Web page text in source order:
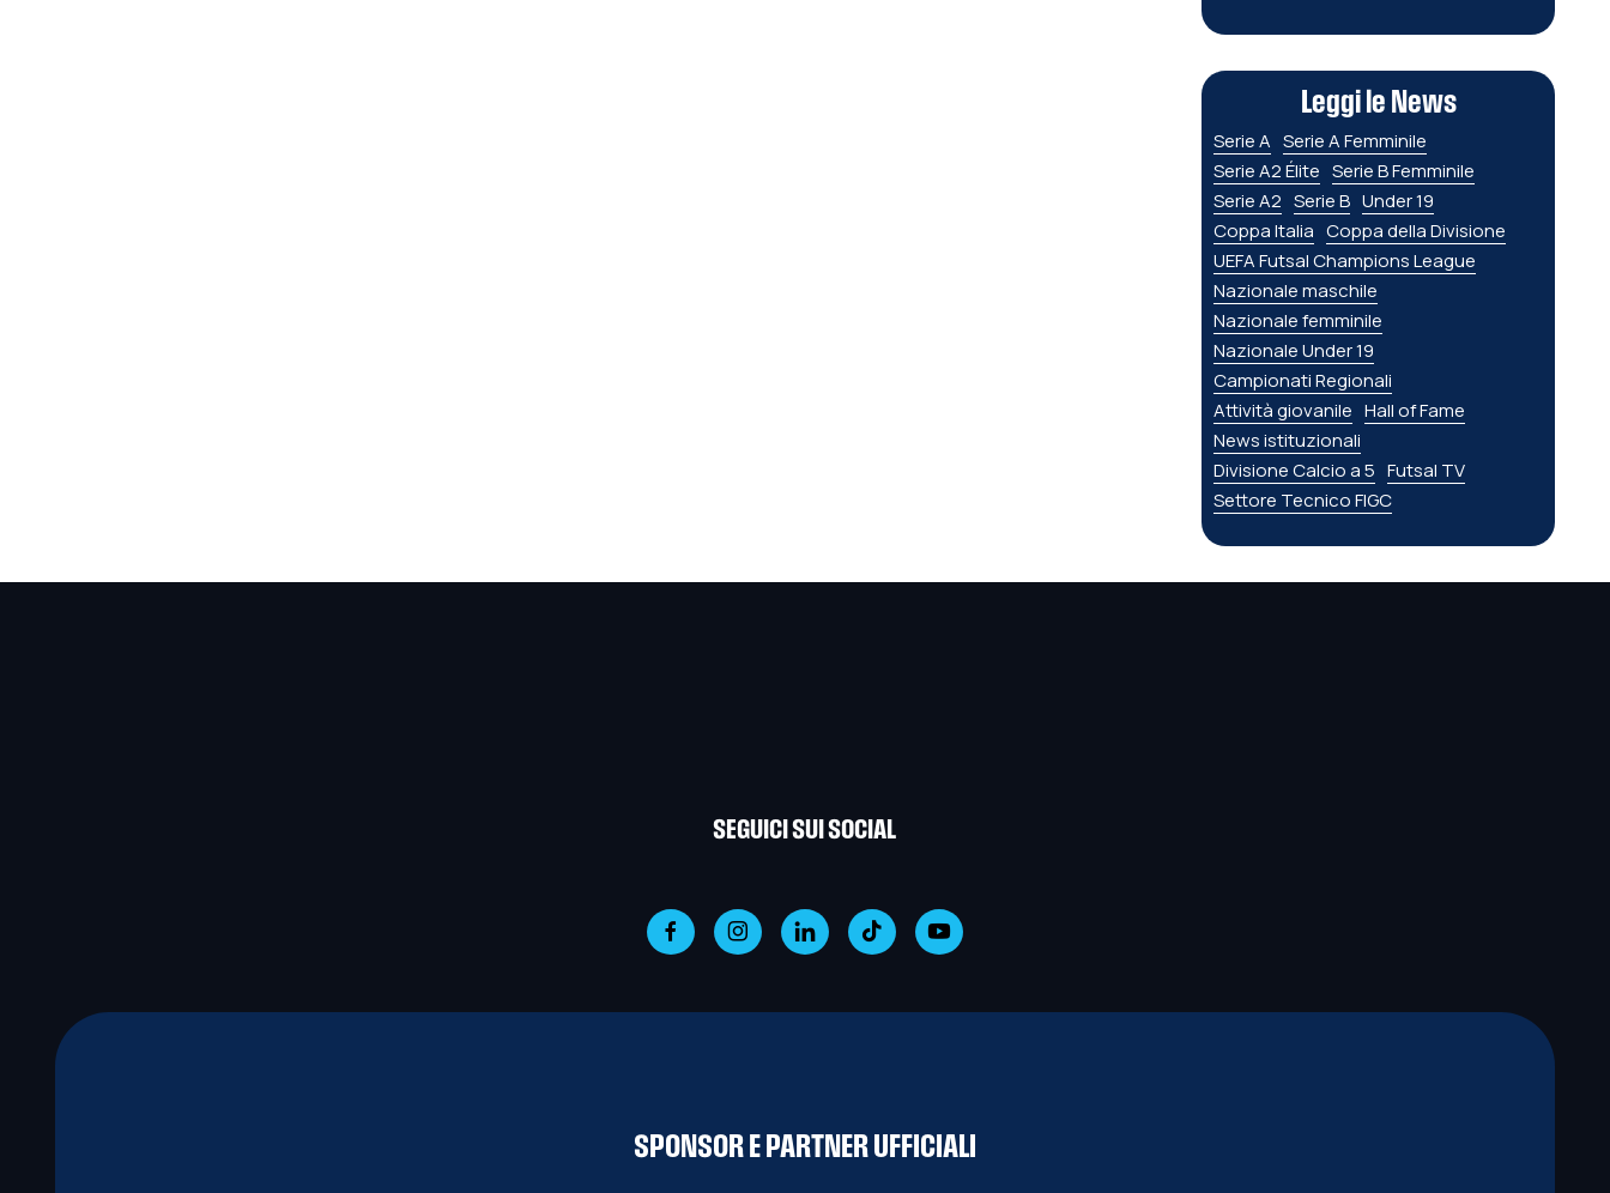
Leggi le News
Serie A Serie A Femminile
Serie A2 Élite Serie B Femminile
Serie A2 Serie B Under 19
Coppa Italia Coppa della Divisione
UEFA Futsal Champions League
Nazionale maschile
Nazionale femminile
Nazionale Under 19
Campionati Regionali
Attività giovanile Hall of Fame
News istituzionali
Divisione Calcio a 5 Futsal TV
Settore Tecnico FIGC
SEGUICI SUI SOCIAL
SPONSOR E PARTNER UFFICIALI